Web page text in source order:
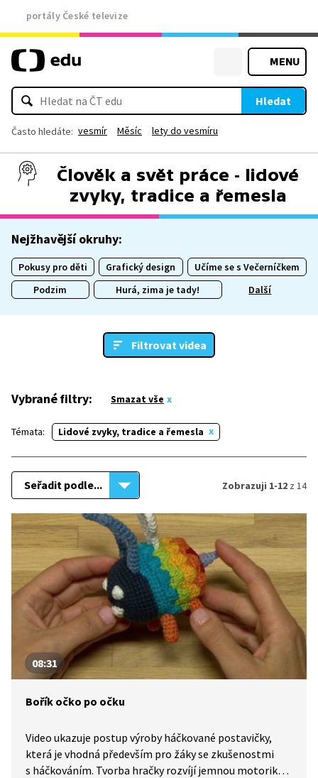
portály České televize
MENU
Hledat
Často hledáte: vesmír Měsíc lety do vesmíru
Člověk a svět práce - lidové
zvyky, tradice a řemesla
Nejžhavější okruhy:
Pokusy pro děti Grafický design
Učíme se s Večerníčkem
Podzim
Hurá, zima je tady! Další
Filtrovat videa
Vybrané filtry: Smazat vše
Témata: Lidové zvyky, tradice a řemesla
Seřadit podle... Zobrazuji 1-12 z 14
08:31
Bořík očko po očku
Video ukazuje postup výroby háčkované postavičky,
která je vhodná především pro žáky se zkušenostmi
s háčkováním. Tvorba hračky rozvíjí jemnou motoriku,